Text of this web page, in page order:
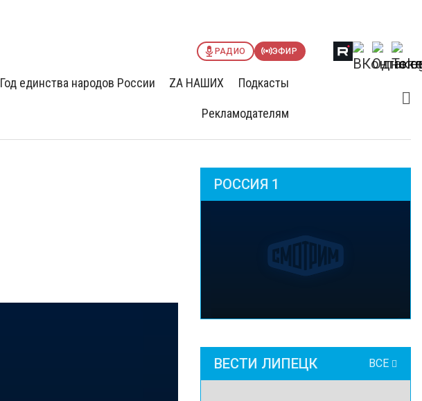
РАДИО ЭФИР
Год единства народов России ZА НАШИХ Подкасты
Рекламодателям
РОССИЯ 1
ВЕСТИ ЛИПЕЦК ВСЕ